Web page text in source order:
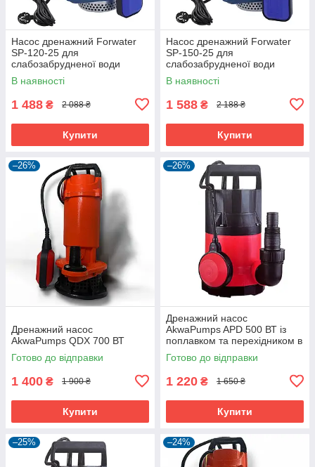
Насос дренажний Forwater
SP-120-25 для
слабозабрудненої води
В наявності
1 488 ₴ 2 088 ₴
Купити
Насос дренажний Forwater
SP-150-25 для
слабозабрудненої води
В наявності
1 588 ₴ 2 188 ₴
Купити
–26%
Дренажний насос
AkwaPumps QDX 700 ВТ
Готово до відправки
1 400 ₴ 1 900 ₴
Купити
–26%
Дренажний насос
AkwaPumps APD 500 ВТ із
поплавком та перехідником в
подарунок
Готово до відправки
1 220 ₴ 1 650 ₴
Купити
–25% –24%